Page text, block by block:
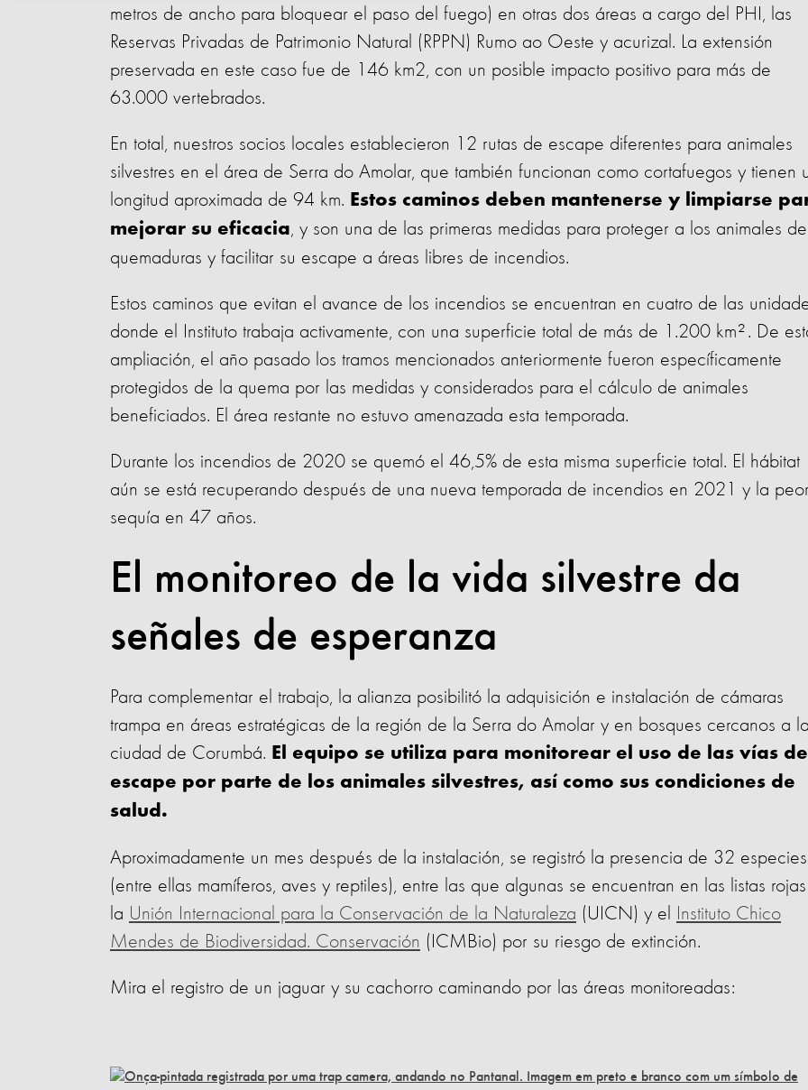
metros de ancho para bloquear el paso del fuego) en otras dos áreas a cargo del PHI, las
Reservas Privadas de Patrimonio Natural (RPPN) Rumo ao Oeste y acurizal. La extensión
preservada en este caso fue de 146 km2, con un posible impacto positivo para más de
63.000 vertebrados.
En total, nuestros socios locales establecieron 12 rutas de escape diferentes para animales
silvestres en el área de Serra do Amolar, que también funcionan como cortafuegos y tienen
longitud aproximada de 94 km. Estos caminos deben mantenerse y limpiarse
mejorar su eficacia, y son una de las primeras medidas para proteger a los animales de
quemaduras y facilitar su escape a áreas libres de incendios.
Estos caminos que evitan el avance de los incendios se encuentran en cuatro de las
donde el Instituto trabaja activamente, con una superficie total de más de 1.200 km². De
ampliación, el año pasado los tramos mencionados anteriormente fueron específicamente
protegidos de la quema por las medidas y considerados para el cálculo de animales
beneficiados. El área restante no estuvo amenazada esta temporada.
Durante los incendios de 2020 se quemó el 46,5% de esta misma superficie total. El hábitat
aún se está recuperando después de una nueva temporada de incendios en 2021 y la
sequía en 47 años.
El monitoreo de la vida silvestre da
señales de esperanza
Para complementar el trabajo, la alianza posibilitó la adquisición e instalación de cámaras
trampa en áreas estratégicas de la región de la Serra do Amolar y en bosques cercanos a
ciudad de Corumbá. El equipo se utiliza para monitorear el uso de las vías de
escape por parte de los animales silvestres, así como sus condiciones de
salud.
Aproximadamente un mes después de la instalación, se registró la presencia de 32 especies
(entre ellas mamíferos, aves y reptiles), entre las que algunas se encuentran en las listas
la Unión Internacional para la Conservación de la Naturaleza (UICN) y el
Instituto Chico
Mendes de Biodiversidad. Conservación (ICMBio) por su riesgo de extinción.
Mira el registro de un jaguar y su cachorro caminando por las áreas monitoreadas: